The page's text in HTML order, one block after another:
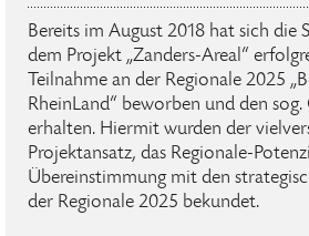
Bereits im August 2018 hat sich die
dem Projekt „Zanders-Areal“
Teilnahme an der Regionale 2025
RheinLand“ beworben und den sog.
erhalten. Hiermit wurden der
Projektansatz, das Regionale-
Übereinstimmung mit den
der Regionale 2025 bekundet.